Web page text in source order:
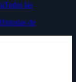
Todas las
de